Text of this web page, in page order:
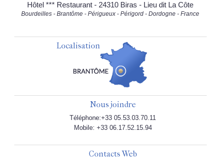
Hôtel *** Restaurant - 24310 Biras - Lieu dit La Côte
Bourdeilles - Brantôme - Périgueux - Périgord - Dordogne - France
Localisation
Nous joindre
Téléphone:+33 05.53.03.70.11
Mobile: +33 06.17.52.15.94
Contacts Web